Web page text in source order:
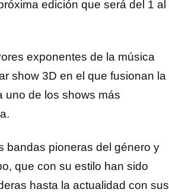
edición que será del 1 al
exponentes de la música
show 3D en el que fusionan la
uno de los shows más
bandas pioneras del género y
que con su estilo han sido
hasta la actualidad con sus